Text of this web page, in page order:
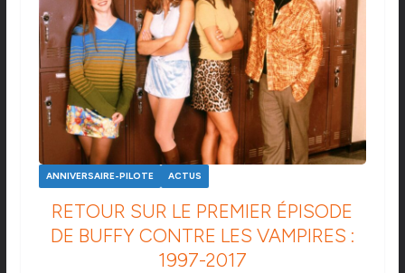
ANNIVERSAIRE-PILOTE ACTUS
RETOUR SUR LE PREMIER ÉPISODE
DE BUFFY CONTRE LES VAMPIRES :
1997-2017